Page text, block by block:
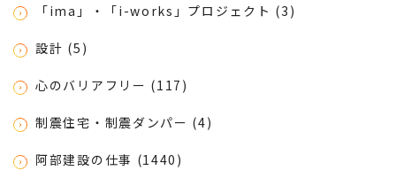
「ima」・「i-works」プロジェクト (3)
設計 (5)
心のバリアフリー (117)
制震住宅・制震ダンパー (4)
阿部建設の仕事 (1440)